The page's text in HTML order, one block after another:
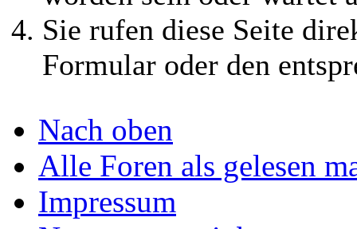
Infos findet ihr im
Wiki
August, September
und Oktober 2025
sind nun spielbar.
Sie rufen diese Seite
Formular oder den
Nach oben
Alle Foren als gelesen
Impressum